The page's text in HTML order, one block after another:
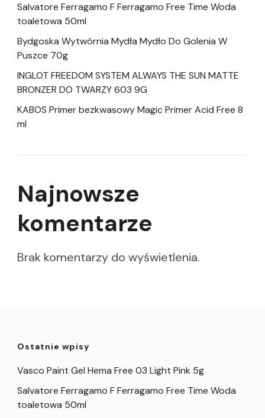
Salvatore Ferragamo F Ferragamo Free Time Woda
toaletowa 50ml
Bydgoska Wytwórnia Mydła Mydło Do Golenia W
Puszce 70g
INGLOT FREEDOM SYSTEM ALWAYS THE SUN MATTE
BRONZER DO TWARZY 603 9G
KABOS Primer bezkwasowy Magic Primer Acid Free 8
ml
Najnowsze
komentarze
Brak komentarzy do wyświetlenia.
Ostatnie wpisy
Vasco Paint Gel Hema Free 03 Light Pink 5g
Salvatore Ferragamo F Ferragamo Free Time Woda
toaletowa 50ml